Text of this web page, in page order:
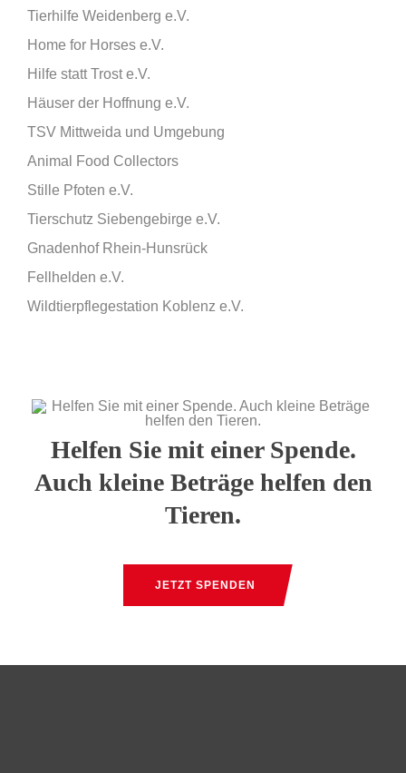
Tierhilfe Weidenberg e.V.
Home for Horses e.V.
Hilfe statt Trost e.V.
Häuser der Hoffnung e.V.
TSV Mittweida und Umgebung
Animal Food Collectors
Stille Pfoten e.V.
Tierschutz Siebengebirge e.V.
Gnadenhof Rhein-Hunsrück
Fellhelden e.V.
Wildtierpflegestation Koblenz e.V.
Helfen Sie mit einer Spende.
Auch kleine Beträge helfen den
Tieren.
JETZT SPENDEN